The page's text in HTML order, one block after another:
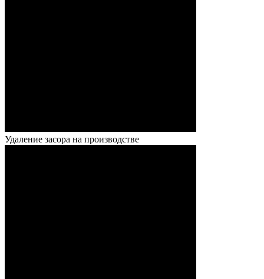
Удаление засора на производстве